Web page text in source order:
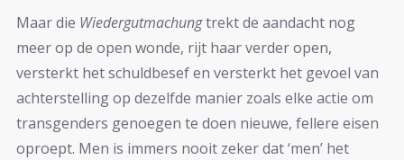
Maar die Wiedergutmachungtrekt de aandacht nog
meer op de open wonde, rijt haar verder open,
versterkt het schuldbesef en versterkt het gevoel van
achterstelling op dezelfde manier zoals elke actie om
transgenders genoegen te doen nieuwe, fellere eisen
oproept. Men is immers nooit zeker dat ‘men’ het